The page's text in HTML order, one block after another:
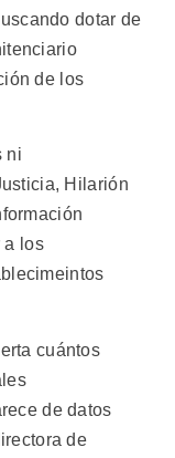
dotar de
de los
ni
Hilarión
a los
cuántos
de datos
de